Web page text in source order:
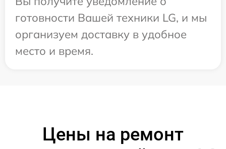
готовности Вашей техники LG, и мы
организуем доставку в удобное
место и время.
Цены на ремонт